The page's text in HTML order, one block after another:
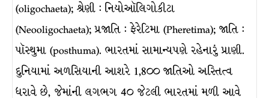
(oligochaeta); શ્રેણી : નિયોઑલિગોકીટા
(Neooligochaeta); પ્રજાતિ : ફેરેટિમા (Pheretima); જાતિ :
પૉસ્થુમા (posthuma). ભારતમાં સામાન્યપણે રહેનારું પ્રાણી.
દુનિયામાં અળસિયાની આશરે 1,8૦૦ જાતિઓ અસ્તિત્વ
ધરાવે છે, જેમાંની લગભગ 4૦ જેટલી ભારતમાં મળી આવે